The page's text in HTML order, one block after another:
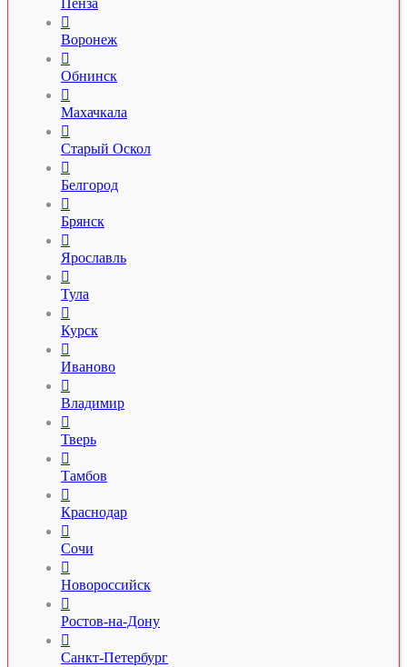

Воронеж

Обнинск

Махачкала

Старый Оскол

Белгород

Брянск

Ярославль

Тула

Курск

Иваново

Владимир

Тверь

Тамбов

Краснодар

Сочи

Новороссийск

Ростов-на-Дону

Санкт-Петербург